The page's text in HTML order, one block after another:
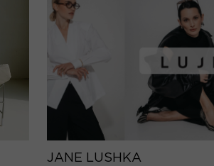
JANE LUSHKA